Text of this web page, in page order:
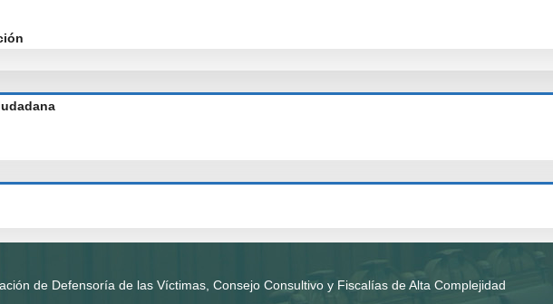
de Defensoría de las Víctimas, Consejo Consultivo y Fiscalías de Alta Complejidad